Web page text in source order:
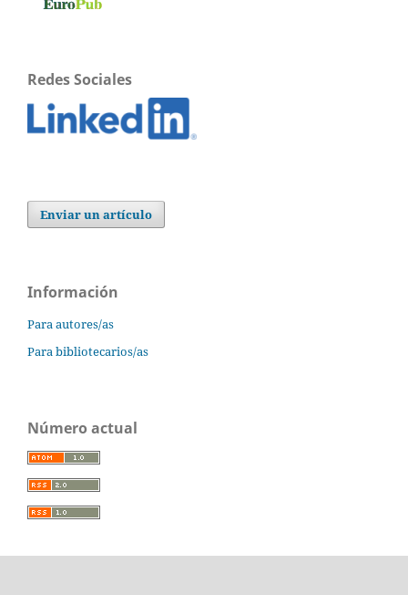
Redes Sociales
Enviar un artículo
Información
Para autores/as
Para bibliotecarios/as
Número actual